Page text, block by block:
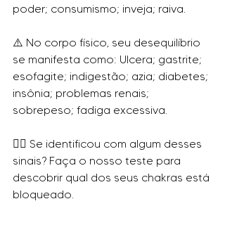
poder; consumismo; inveja; raiva.
⚠️ No corpo físico, seu desequilíbrio
se manifesta como: Ulcera; gastrite;
esofagite; indigestão; azia; diabetes;
insônia; problemas renais;
sobrepeso; fadiga excessiva.
👉🏾 Se identificou com algum desses
sinais? Faça o nosso teste para
descobrir qual dos seus chakras está
bloqueado.